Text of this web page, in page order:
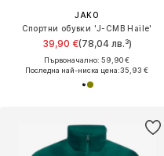
JAKO
Спортни обувки 'J-CMB Haile'
39,90 €(78,04 лв.³)
Първоначално: 59,90 €
Последна най-ниска цена:35,93 €